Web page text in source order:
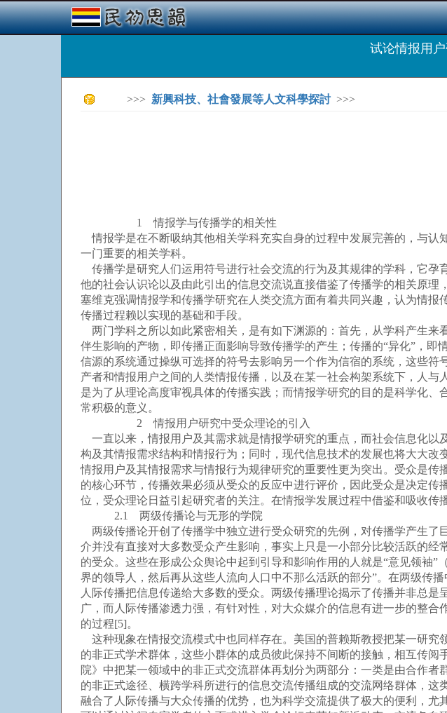
试论情报用
>>> 新興科技、社會發展等人文科學探討>>>
1 情报学与传播学的相关性
情报学是在不断吸纳其他相关学科充实自身的过程中发展完善的，与认
一门重要的相关学科。
传播学是研究人们运用符号进行社会交流的行为及其规律的学科，它孕
他的社会认识论以及由此引出的信息交流说直接借鉴了传播学的相关原
塞维克强调情报学和传播学研究在人类交流方面有着共同兴趣，认为情
传播过程赖以实现的基础和手段。
两门学科之所以如此紧密相关，是有如下渊源的：首先，从学科产生来
伴生影响的产物，即传播正面影响导致传播学的产生；传播的“异化”，
信源的系统通过操纵可选择的符号去影响另一个作为信宿的系统，这些
产者和情报用户之间的人类情报传播，以及在某一社会构架系统下，人
是为了从理论高度审视具体的传播实践；而情报学研究的目的是科学化
常积极的意义。
2 情报用户研究中受众理论的引入
一直以来，情报用户及其需求就是情报学研究的重点，而社会信息化以
构及其情报需求结构和情报行为；同时，现代信息技术的发展也将大大
情报用户及其情报需求与情报行为规律研究的重要性更为突出。受众是
的核心环节，传播效果必须从受众的反应中进行评价，因此受众是决定
位，受众理论日益引起研究者的关注。在情报学发展过程中借鉴和吸收传
2.1 两级传播论与无形的学院
两级传播论开创了传播学中独立进行受众研究的先例，对传播学产生了
介并没有直接对大多数受众产生影响，事实上只是一小部分比较活跃的
的受众。这些在形成公众舆论中起到引导和影响作用的人就是“意见领袖”
界的领导人，然后再从这些人流向人口中不那么活跃的部分”。在两级
人际传播把信息传递给大多数的受众。两级传播理论揭示了传播并非总
广，而人际传播渗透力强，有针对性，对大众媒介的信息有进一步的整
的过程[5]。
这种现象在情报交流模式中也同样存在。美国的普赖斯教授把某一研究
的非正式学术群体，这些小群体的成员彼此保持不间断的接触，相互传
院》中把某一领域中的非正式交流群体再划分为两部分：一类是由合作
的非正式途径、横跨学科所进行的信息交流传播组成的交流网络群体，
融合了人际传播与大众传播的优势，也为科学交流提供了极大的便利，